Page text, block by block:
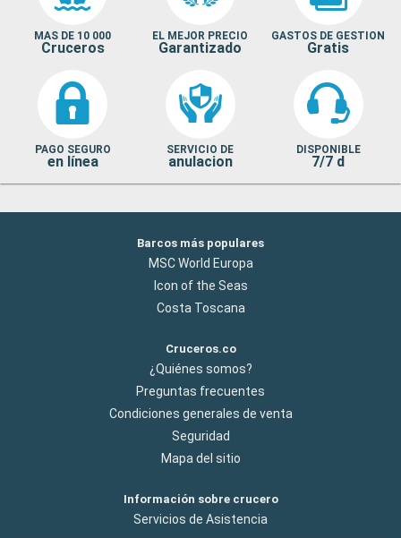
MAS DE 10 000
Cruceros
EL MEJOR PRECIO
Garantizado
GASTOS DE GESTION
Gratis
PAGO SEGURO
en línea
SERVICIO DE
anulacion
DISPONIBLE
7/7 d
Barcos más populares
MSC World Europa
Icon of the Seas
Costa Toscana
Cruceros.co
¿Quiénes somos?
Preguntas frecuentes
Condiciones generales de venta
Seguridad
Mapa del sitio
Información sobre crucero
Servicios de Asistencia